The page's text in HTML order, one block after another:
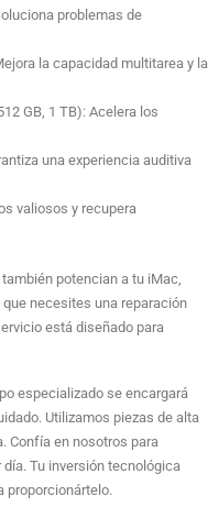
8GB RAM + 512GB SSD
RAM + 512GB SSD
problemas de
la capacidad multitarea y la
GB, 1 TB): Acelera los
una experiencia auditiva
valiosos y recupera
potencian a tu iMac,
necesites una reparación
está diseñado para
especializado se encargará
Utilizamos piezas de alta
Confía en nosotros para
Tu inversión tecnológica
proporcionártelo.